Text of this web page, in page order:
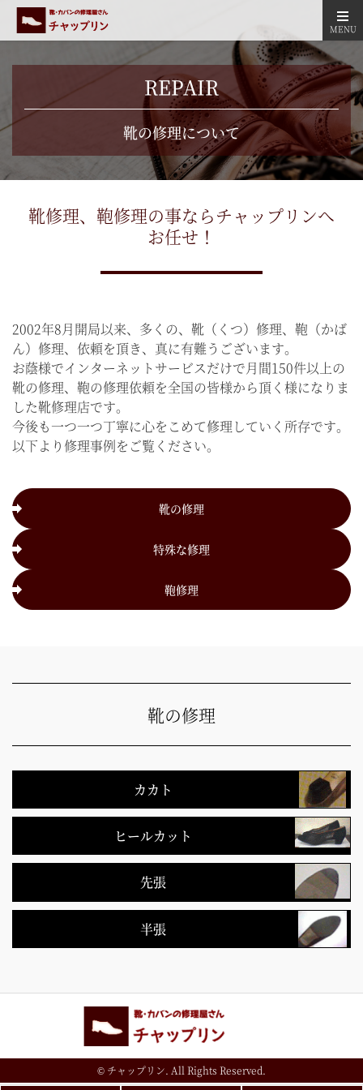
MENU
REPAIR
靴の修理について
靴修理、鞄修理の事ならチャップリンへ
お任せ！
2002年8月開局以来、多くの、靴（くつ）修理、鞄（かば
ん）修理、依頼を頂き、真に有難うございます。
お蔭様でインターネットサービスだけで月間150件以上の
靴の修理、鞄の修理依頼を全国の皆様から頂く様になりま
した靴修理店です。
今後も一つ一つ丁寧に心をこめて修理していく所存です。
以下より修理事例をご覧ください。
靴の修理
特殊な修理
鞄修理
靴の修理
カカト
ヒールカット
先張
半張
© チャップリン. All Rights Reserved.